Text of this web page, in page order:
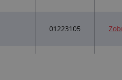
01223105